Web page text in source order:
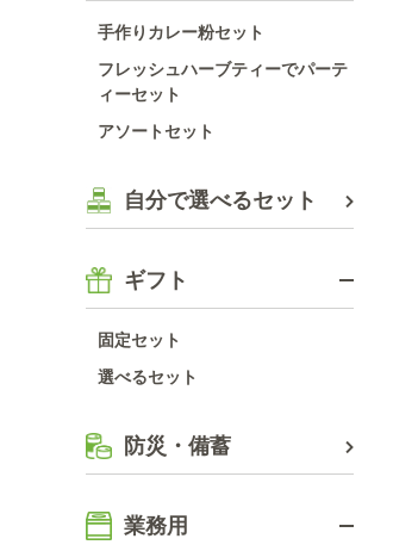
手作りカレー粉セット
フレッシュハーブティーでパーテ
ィーセット
アソートセット
自分で選べるセット
ギフト
固定セット
選べるセット
防災・備蓄
業務用